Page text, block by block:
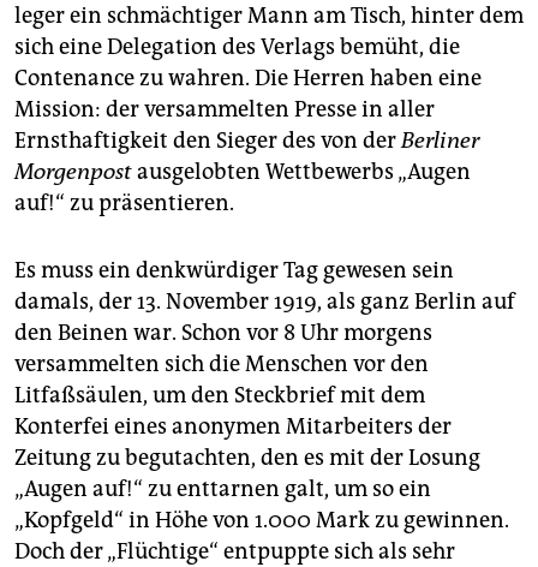
genossenschaft
epaper login
leger ein schmächtiger Mann am Tisch, hinter dem
sich eine Delegation des Verlags bemüht, die
Contenance zu wahren. Die Herren haben eine
Mission: der versammelten Presse in aller
Ernsthaftigkeit den Sieger des von derBerliner
Morgenpostausgelobten Wettbewerbs „Augen
auf!“ zu präsentieren.
Es muss ein denkwürdiger Tag gewesen sein
damals, der 13. November 1919, als ganz Berlin auf
den Beinen war. Schon vor 8 Uhr morgens
versammelten sich die Menschen vor den
Litfaßsäulen, um den Steckbrief mit dem
Konterfei eines anonymen Mitarbeiters der
Zeitung zu begutachten, den es mit der Losung
„Augen auf!“ zu enttarnen galt, um so ein
„Kopfgeld“ in Höhe von 1.000 Mark zu gewinnen.
Doch der „Flüchtige“ entpuppte sich als sehr